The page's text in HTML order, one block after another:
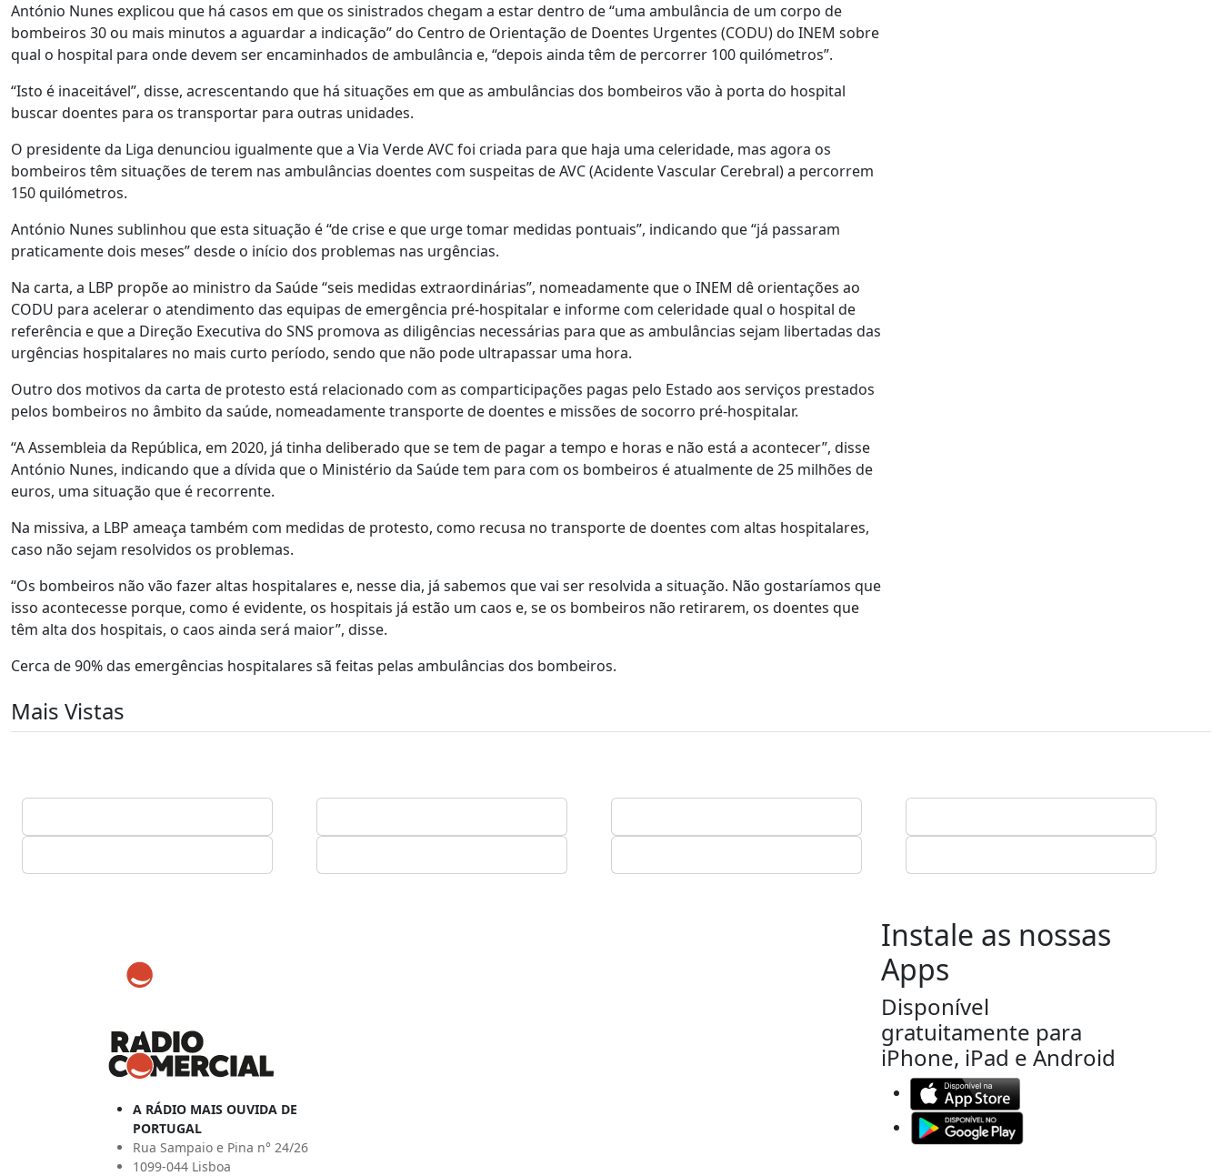
António Nunes explicou que há casos em que os sinistrados chegam a estar dentro de “uma ambulância de um corpo de
bombeiros 30 ou mais minutos a aguardar a indicação” do Centro de Orientação de Doentes Urgentes (CODU) do INEM sobre
qual o hospital para onde devem ser encaminhados de ambulância e, “depois ainda têm de percorrer 100 quilómetros”.
“Isto é inaceitável”, disse, acrescentando que há situações em que as ambulâncias dos bombeiros vão à porta do hospital
buscar doentes para os transportar para outras unidades.
O presidente da Liga denunciou igualmente que a Via Verde AVC foi criada para que haja uma celeridade, mas agora os
bombeiros têm situações de terem nas ambulâncias doentes com suspeitas de AVC (Acidente Vascular Cerebral) a percorrem
150 quilómetros.
António Nunes sublinhou que esta situação é “de crise e que urge tomar medidas pontuais”, indicando que “já passaram
praticamente dois meses” desde o início dos problemas nas urgências.
Na carta, a LBP propõe ao ministro da Saúde “seis medidas extraordinárias”, nomeadamente que o INEM dê orientações ao
CODU para acelerar o atendimento das equipas de emergência pré-hospitalar e informe com celeridade qual o hospital de
referência e que a Direção Executiva do SNS promova as diligências necessárias para que as ambulâncias sejam libertadas das
urgências hospitalares no mais curto período, sendo que não pode ultrapassar uma hora.
Outro dos motivos da carta de protesto está relacionado com as comparticipações pagas pelo Estado aos serviços prestados
pelos bombeiros no âmbito da saúde, nomeadamente transporte de doentes e missões de socorro pré-hospitalar.
“A Assembleia da República, em 2020, já tinha deliberado que se tem de pagar a tempo e horas e não está a acontecer”, disse
António Nunes, indicando que a dívida que o Ministério da Saúde tem para com os bombeiros é atualmente de 25 milhões de
euros, uma situação que é recorrente.
Na missiva, a LBP ameaça também com medidas de protesto, como recusa no transporte de doentes com altas hospitalares,
caso não sejam resolvidos os problemas.
“Os bombeiros não vão fazer altas hospitalares e, nesse dia, já sabemos que vai ser resolvida a situação. Não gostaríamos que
isso acontecesse porque, como é evidente, os hospitais já estão um caos e, se os bombeiros não retirarem, os doentes que
têm alta dos hospitais, o caos ainda será maior”, disse.
Cerca de 90% das emergências hospitalares sã feitas pelas ambulâncias dos bombeiros.
Mais Vistas
A RÁDIO MAIS OUVIDA DE
PORTUGAL
Rua Sampaio e Pina n° 24/26
1099-044 Lisboa
Instale as nossas
Apps
Disponível
gratuitamente para
iPhone, iPad e Android